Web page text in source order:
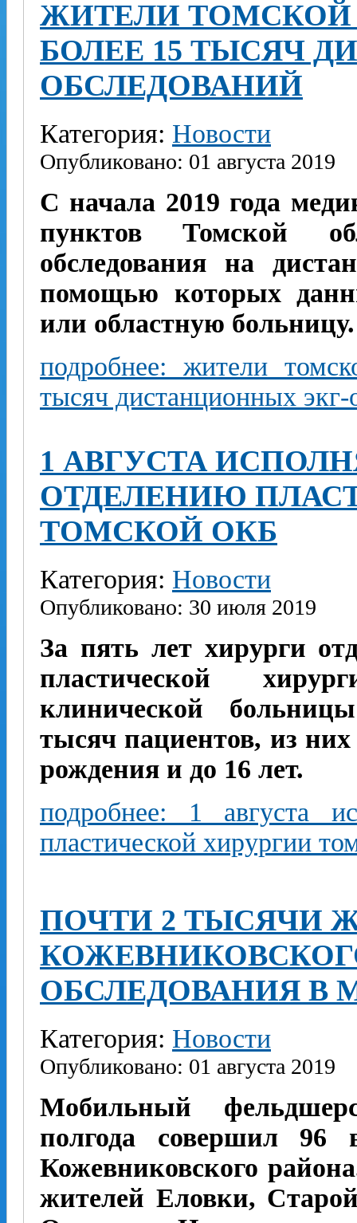
ЖИТЕЛИ ТОМСКОЙ
БОЛЕЕ 15 ТЫСЯЧ
ОБСЛЕДОВАНИЙ
Категория: Новости
Опубликовано: 01 августа 2019
С начала 2019 года
пунктов Томской
обследования на
помощью которых
или областную больницу.
подробнее: жители
тысяч дистанционных экг-
1 АВГУСТА
ОТДЕЛЕНИЮ
ТОМСКОЙ ОКБ
Категория: Новости
Опубликовано: 30 июля 2019
За пять лет хирурги
пластической
клинической
тысяч пациентов, из
рождения и до 16 лет.
подробнее: 1 августа
пластической хирургии
ПОЧТИ 2 ТЫСЯЧИ
ОБСЛЕДОВАНИЯ В
Категория: Новости
Опубликовано: 01 августа 2019
Мобильный
полгода совершил 96
Кожевниковского
жителей Еловки,